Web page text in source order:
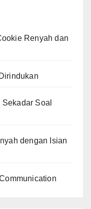
Renyah dan
Soal
dengan Isian